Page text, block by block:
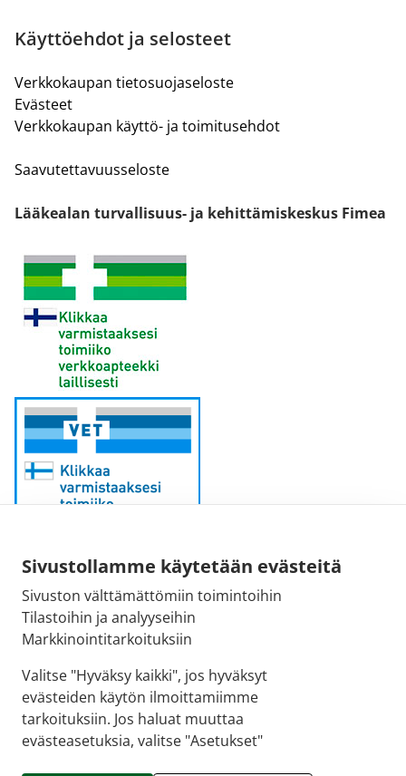
Sivustollamme käytetään evästeitä
Sivuston välttämättömiin toimintoihin
Tilastoihin ja analyyseihin
Markkinointitarkoituksiin
Valitse "Hyväksy kaikki", jos hyväksyt
evästeiden käytön ilmoittamiimme
tarkoituksiin. Jos haluat muuttaa
evästeasetuksia, valitse "Asetukset"
Käyttöehdot ja selosteet
Verkkokaupan tietosuojaseloste
Evästeet
Verkkokaupan käyttö- ja toimitusehdot
Saavutettavuusseloste
Lääkealan turvallisuus- ja kehittämiskeskus Fimea
Sähköpostiosoite:
kirjaamo@fimea.fi
Fimean vaihde:
029 522 3341
© 2026 Uudenkaupungin 1. apteekki |